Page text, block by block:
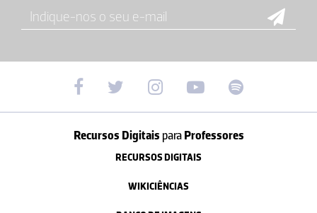
Recursos Digitais paraProfessores
RECURSOS DIGITAIS
WIKICIÊNCIAS